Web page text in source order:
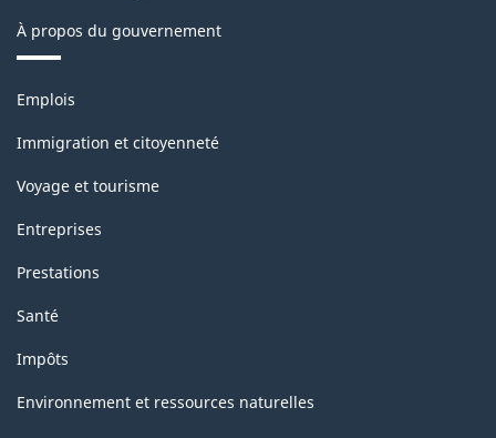
À propos du gouvernement
Thèmes
sujets
Emplois
Immigration et citoyenneté
Voyage et tourisme
Entreprises
Prestations
Santé
Impôts
Environnement et ressources naturelles